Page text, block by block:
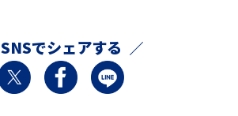
SNSでシェアする